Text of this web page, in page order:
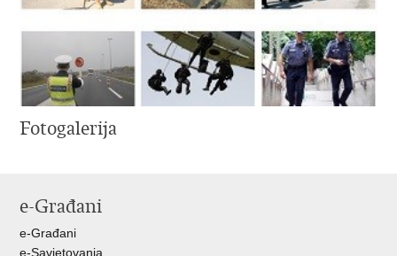
Fotogalerija
e-Građani
e-Građani
e-Savjetovanja